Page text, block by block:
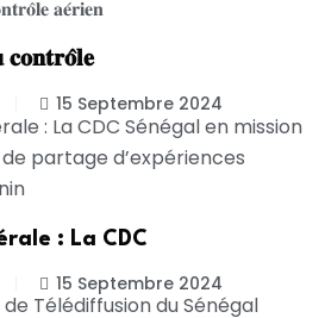
𝐜𝐨𝐧𝐭𝐫𝐨̂𝐥𝐞
15 Septembre 2024
: La CDC
15 Septembre 2024